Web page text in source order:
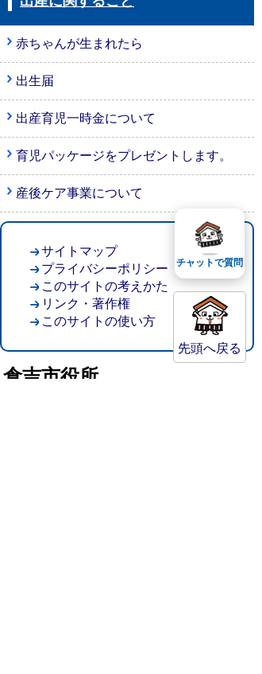
赤ちゃんが生まれたら
出生届
出産育児一時金について
育児パッケージをプレゼントします。
産後ケア事業について
先頭へ戻る
サイトマップ
プライバシーポリシー
このサイトの考えかた
リンク・著作権
このサイトの使い方
倉吉市役所
チャットで質問